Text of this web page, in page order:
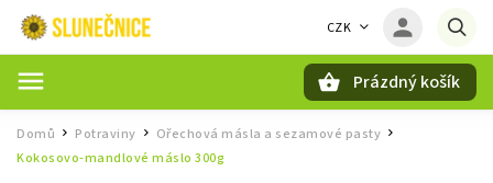
CZK
Prázdný košík
Domů / Potraviny Ořechová másla a sezamové pasty /
Kokosovo-mandlové máslo 300g